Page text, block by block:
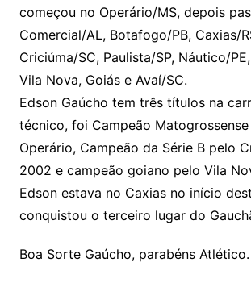
começou no Operário/MS, depois
Comercial/AL, Botafogo/PB, Caxias/
Criciúma/SC, Paulista/SP, Náutico/
Vila Nova, Goiás e Avaí/SC.
Edson Gaúcho tem três títulos na
técnico, foi Campeão Matogrossense
Operário, Campeão da Série B pelo
2002 e campeão goiano pelo Vila
Edson estava no Caxias no início
conquistou o terceiro lugar do
Boa Sorte Gaúcho, parabéns Atlético.